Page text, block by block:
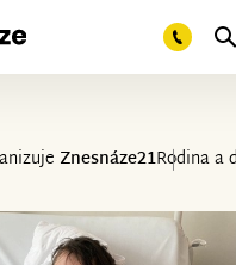
Znesnáze21Rodina a